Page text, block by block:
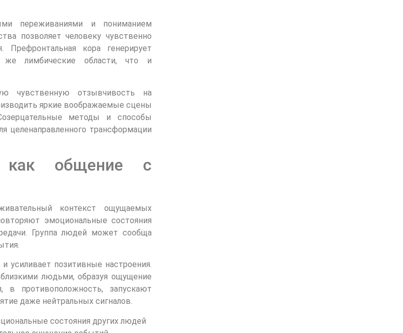
переживаниями и пониманием
позволяет человеку чувственно
кора генерирует
же лимбические области, что и
чувственную отзывчивость на
яркие воображаемые сцены
методы и способы
целенаправленного трансформации
как общение с
контекст ощущаемых
эмоциональные состояния
Группа людей может сообща
усиливает позитивные настроения.
людьми, образуя ощущение
в противоположность, запускают
даже нейтральных сигналов.
состояния других людей